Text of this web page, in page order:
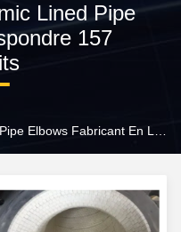
Lined Pipe
157